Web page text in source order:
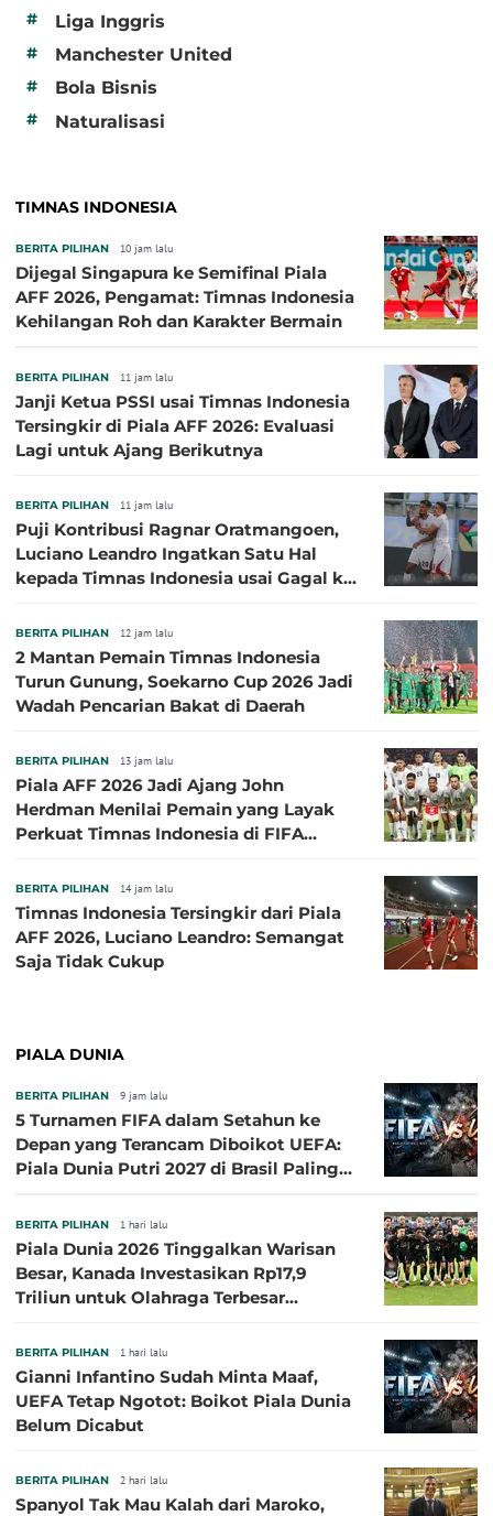
# Liga Inggris
# Manchester United
# Bola Bisnis
# Naturalisasi
TIMNAS INDONESIA
BERITA PILIHAN 10 jam lalu
Dijegal Singapura ke Semifinal Piala
AFF 2026, Pengamat: Timnas Indonesia
Kehilangan Roh dan Karakter Bermain
BERITA PILIHAN 11 jam lalu
Janji Ketua PSSI usai Timnas Indonesia
Tersingkir di Piala AFF 2026: Evaluasi
Lagi untuk Ajang Berikutnya
BERITA PILIHAN 11 jam lalu
Puji Kontribusi Ragnar Oratmangoen,
Luciano Leandro Ingatkan Satu Hal
kepada Timnas Indonesia usai Gagal ke
BERITA PILIHAN 12 jam lalu
2 Mantan Pemain Timnas Indonesia
Turun Gunung, Soekarno Cup 2026 Jadi
Wadah Pencarian Bakat di Daerah
BERITA PILIHAN 13 jam lalu
Piala AFF 2026 Jadi Ajang John
Herdman Menilai Pemain yang Layak
Perkuat Timnas Indonesia di FIFA
BERITA PILIHAN 14 jam lalu
Timnas Indonesia Tersingkir dari Piala
AFF 2026, Luciano Leandro: Semangat
Saja Tidak Cukup
PIALA DUNIA
BERITA PILIHAN 9 jam lalu
5 Turnamen FIFA dalam Setahun ke
Depan yang Terancam Diboikot UEFA:
Piala Dunia Putri 2027 di Brasil Paling
BERITA PILIHAN 1 hari lalu
Piala Dunia 2026 Tinggalkan Warisan
Besar, Kanada Investasikan Rp17,9
Triliun untuk Olahraga Terbesar
BERITA PILIHAN 1 hari lalu
Gianni Infantino Sudah Minta Maaf,
UEFA Tetap Ngotot: Boikot Piala Dunia
Belum Dicabut
BERITA PILIHAN 2 hari lalu
Spanyol Tak Mau Kalah dari Maroko,